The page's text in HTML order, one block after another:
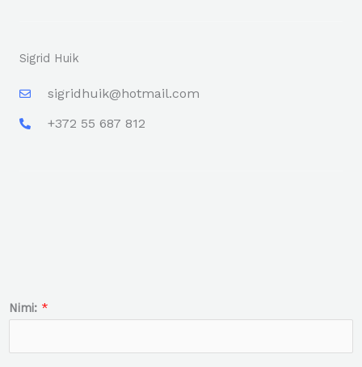
Sigrid Huik
sigridhuik@hotmail.com
+372 55 687 812
Nimi: *